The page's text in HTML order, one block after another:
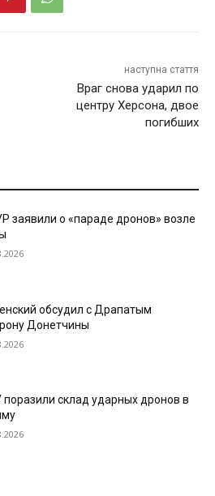
наступна стаття
Враг снова ударил по
центру Херсона, двое
погибших
заявили о «параде дронов» возле
обсудил с Драпатым
Донетчины
поразили склад ударных дронов в